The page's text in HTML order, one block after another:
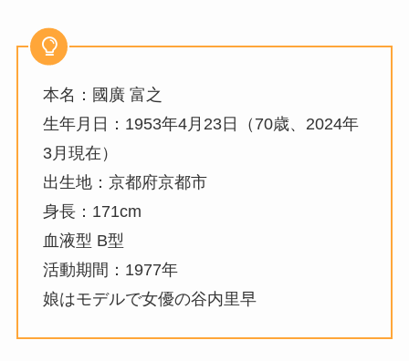
本名：國廣 富之
生年月日：1953年4月23日（70歳、2024年
3月現在）
出生地：京都府京都市
身長：171cm
血液型 B型
活動期間：1977年
娘はモデルで女優の谷内里早